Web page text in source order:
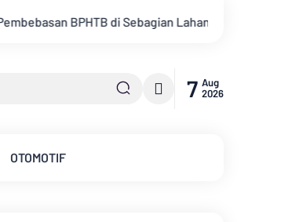
Kemarau Memuncak, Debit Sungai Batanghari
7 Aug
2026
OTOMOTIF